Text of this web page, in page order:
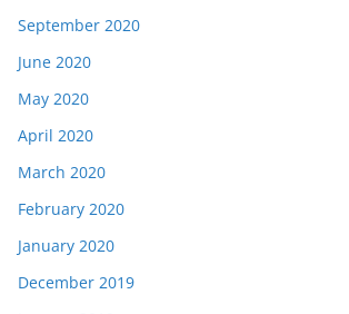
September 2020
June 2020
May 2020
April 2020
March 2020
February 2020
January 2020
December 2019